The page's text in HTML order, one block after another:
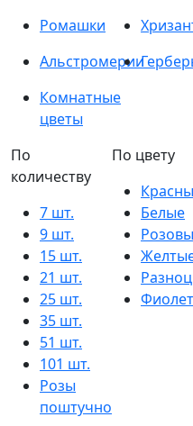
Ромашки
Альстромерии
Комнатные
цветы
По
количеству
7 шт.
9 шт.
15 шт.
21 шт.
25 шт.
35 шт.
51 шт.
101 шт.
Розы
поштучно
По цвету
Белые